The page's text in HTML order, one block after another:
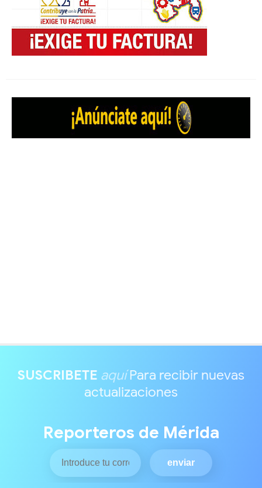
SUSCRIBETE aquíPara recibir nuevas
actualizaciones
Reporteros de Mérida